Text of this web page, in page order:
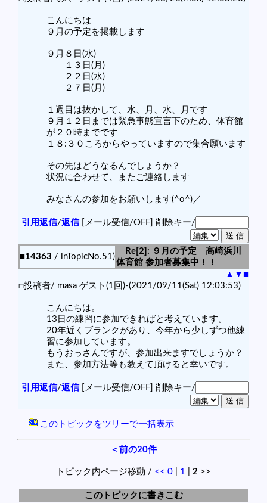
こんにちは
９月の予定を掲載します
９月８日(水)
１３日(月)
２２日(水)
２７日(月)
１週目は抜かして、水、月、水、月です
９月１２日までは緊急事態宣言下のため、体育館
が２０時までです
１８:３０ころからやっていますので集合願います
その先はどうなるんでしょうか？
状況に合わせて、またご連絡します
みなさんの参加をお願いします(^o^)／
引用返信/返信[メール受信/OFF] 削除キー/
■14363 / inTopicNo.51)
Re[2]: ９月の予定 高崎浜川
体育館 参加者募集中！！
▲ ▼ ■
□投稿者/ masa ゲスト(1回)-(2021/09/11(Sat) 12:03:53)
こんにちは。
13日の練習に参加できればと考えています。
20年近くブランクがあり、今年から少しずつ他練
習に参加しています。
もうおっさんですが、参加出来ますでしょうか？
また、参加方法等も教えて頂けると幸いです。
引用返信/返信[メール受信/OFF] 削除キー/
このトピックをツリーで一括表示
＜前の20件
トピック内ページ移動 / << 0 1 2 >>
このトピックに書きこむ